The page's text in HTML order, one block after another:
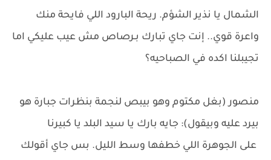
الشمال يا نذير الشؤم. ريحة البارود اللي فايحة منك
واعرة قوي.. إنت جاي تبارك بـرصاص مش عيب عليكي اما
تجيبلنا اكده في الصباحيه؟
منصور (بغل مكتوم وهو بيبص لنجمة بنظرات جبارة هو
بيرد عليه وبيقول): جايه بارك يا سيد البلد يا كبيرنا
على الجوهرة اللي خطفها وسط الليل. بس جاي أقولك